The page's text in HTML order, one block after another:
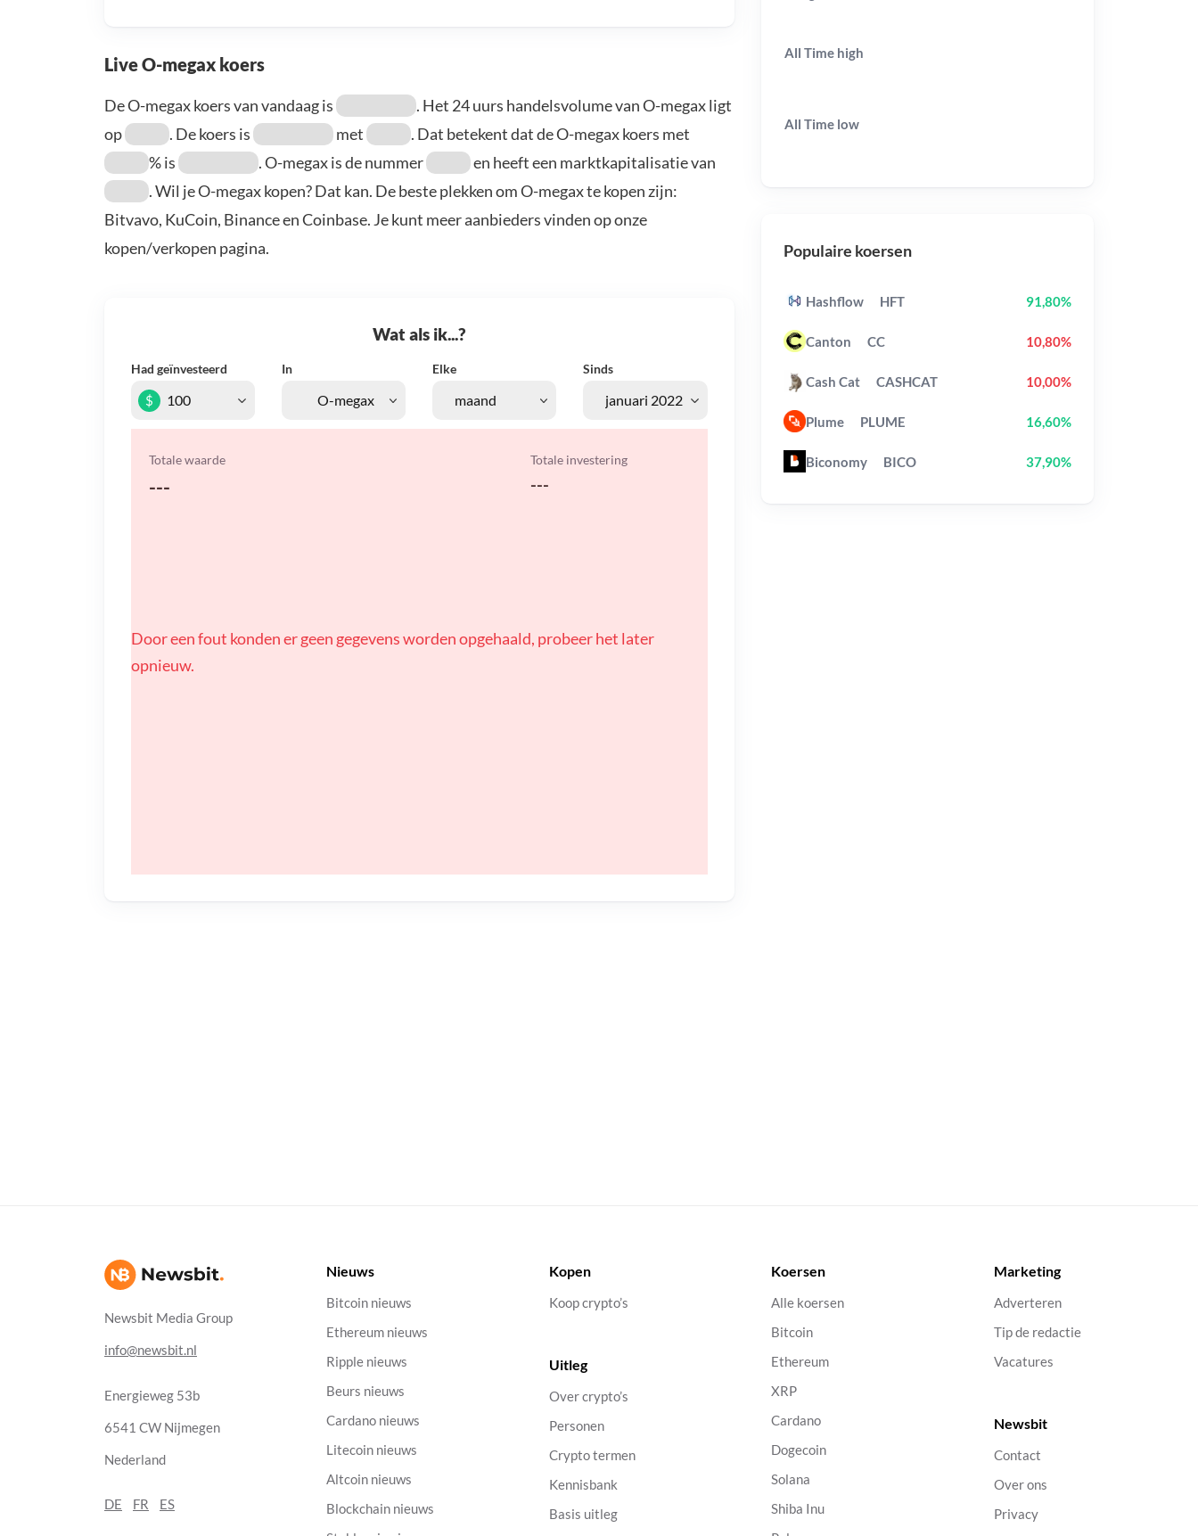
Live O-megax koers
De O-megax koers van vandaag is
. Het 24 uurs handelsvolume van O-megax ligt
op
. De koers is met
. Dat betekent dat de O-megax koers met
% is
. O-megax is de nummer
en heeft een marktkapitalisatie van
. Wil je O-megax kopen? Dat kan. De beste plekken om O-megax te kopen zijn:
Bitvavo, KuCoin, Binance en Coinbase. Je kunt meer aanbieders vinden op onze
kopen/verkopen pagina.
Wat als ik...?
Had geïnvesteerd In Elke Sinds
$
Totale waarde
---
Totale investering
---
Door een fout konden er geen gegevens worden opgehaald, probeer het later
opnieuw.
All Time high
All Time low
Populaire koersen
Hashflow HFT 91,80%
Canton CC 10,80%
Cash Cat CASHCAT 10,00%
Plume PLUME 16,60%
Biconomy BICO 37,90%
Newsbit Media Group
info@newsbit.nl
Energieweg 53b
6541 CW Nijmegen
Nederland
DE FR ES
Nieuws
Bitcoin nieuws
Ethereum nieuws
Ripple nieuws
Beurs nieuws
Cardano nieuws
Litecoin nieuws
Altcoin nieuws
Blockchain nieuws
Kopen
Koop crypto’s
Uitleg
Over crypto’s
Personen
Crypto termen
Kennisbank
Basis uitleg
Koersen
Alle koersen
Bitcoin
Ethereum
XRP
Cardano
Dogecoin
Solana
Shiba Inu
Marketing
Adverteren
Tip de redactie
Vacatures
Newsbit
Contact
Over ons
Privacy